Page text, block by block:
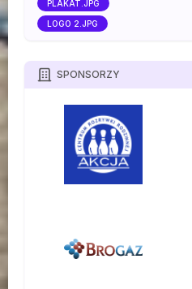
PLAKAT.JPG
LOGO 2.JPG
SPONSORZY